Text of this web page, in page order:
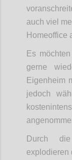
auch viel
Homeoffice
Es
gerne
Eigenheim
jedoch
Durch